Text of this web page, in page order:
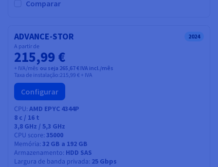
Comparar
ADVANCE-STOR 2024
A partir de
215,99 €
+ IVA/mês ou seja 265,67 € IVA incl./mês
Taxa de instalação:215,99 € + IVA
Configurar
CPU AMD EPYC 4344P
8 c / 16 t
3,8 GHz / 5,3 GHz
CPU score 35000
Memória 32 GB a 192 GB
Armazenamento HDD SAS
Largura de banda privada 25 Gbps